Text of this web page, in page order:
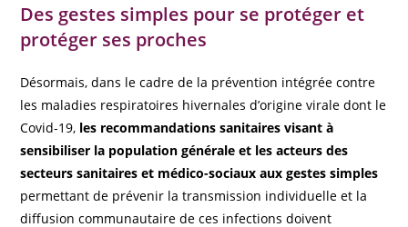
Des gestes simples pour se protéger et
protéger ses proches
Désormais, dans le cadre de la prévention intégrée contre
les maladies respiratoires hivernales d’origine virale dont le
Covid-19, les recommandations sanitaires visant à
sensibiliser la population générale et les acteurs des
secteurs sanitaires et médico-sociaux aux gestes simples
permettant de prévenir la transmission individuelle et la
diffusion communautaire de ces infections doivent